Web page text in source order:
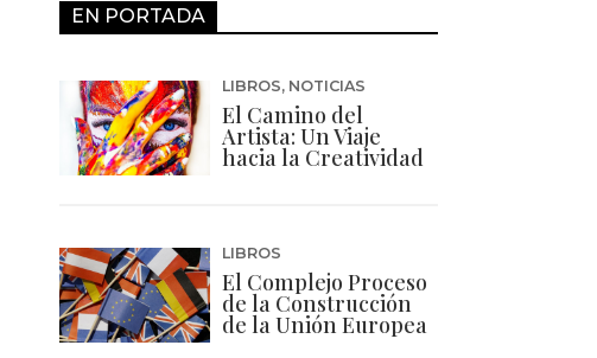
EN PORTADA
El Camino del
Artista: Un Viaje
hacia la Creatividad
LIBROS, NOTICIAS
El Complejo Proceso
de la Construcción
de la Unión Europea
LIBROS